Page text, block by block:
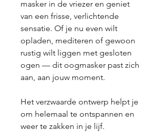
masker in de vriezer en geniet
van een frisse, verlichtende
sensatie. Of je nu even wilt
opladen, mediteren of gewoon
rustig wilt liggen met gesloten
ogen — dit oogmasker past zich
aan, aan jouw moment.
Het verzwaarde ontwerp helpt je
om helemaal te ontspannen en
weer te zakken in je lijf.